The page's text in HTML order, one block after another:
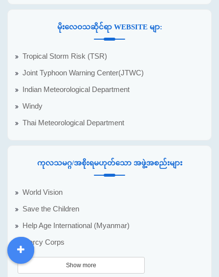
မိုးလေဝသဆိုင်ရာ WEBSITE မျာ:
Tropical Storm Risk (TSR)
Joint Typhoon Warning Center(JTWC)
Indian Meteorological Department
Windy
Thai Meteorological Department
ကုလသမဂ္ဂ/အစိုးရမဟုတ်သော အဖွဲ့အစည်းများ
World Vision
Save the Children
Help Age International (Myanmar)
Mercy Corps
Show more
DDM